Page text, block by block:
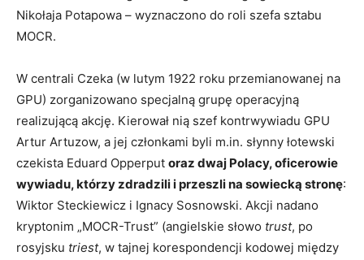
Nikołaja Potapowa – wyznaczono do roli szefa sztabu
MOCR.
W centrali Czeka (w lutym 1922 roku przemianowanej na
GPU) zorganizowano specjalną grupę operacyjną
realizującą akcję. Kierował nią szef kontrwywiadu GPU
Artur Artuzow, a jej członkami byli m.in. słynny łotewski
czekista Eduard Opperput oraz dwaj Polacy, oficerowie
wywiadu, którzy zdradzili i przeszli na sowiecką stronę:
Wiktor Steckiewicz i Ignacy Sosnowski. Akcji nadano
kryptonim „MOCR-Trust” (angielskie słowo trust, po
rosyjsku triest, w tajnej korespondencji kodowej między